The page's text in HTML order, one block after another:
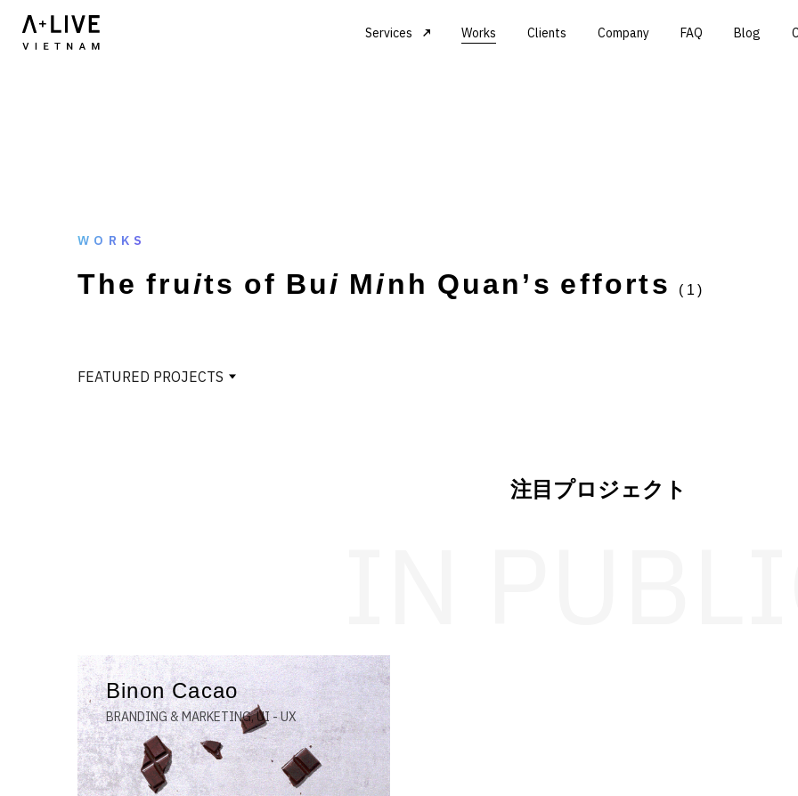
Services Works Clients Company FAQ Blog
WORKS
The fruits of Bui Minh Quan’s efforts (1)
FEATURED PROJECTS
注目プロジェクト
Binon Cacao
BRANDING & MARKETING, UI - UX